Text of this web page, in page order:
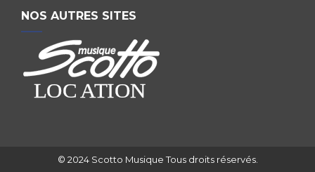
NOS AUTRES SITES
© 2024 Scotto Musique Tous droits réservés.